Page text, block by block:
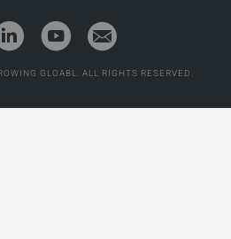
GLOABL. ALL RIGHTS RESERVED.